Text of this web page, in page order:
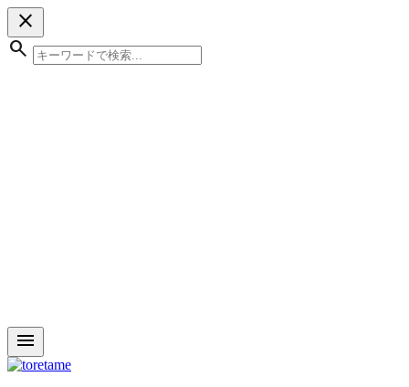
close
search
menu